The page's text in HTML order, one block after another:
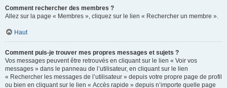
Comment rechercher des membres ?
Allez sur la page « Membres », cliquez sur le lien « Rechercher un membre ».
Haut
Comment puis-je trouver mes propres messages et sujets ?
Vos messages peuvent être retrouvés en cliquant sur le lien « Voir vos
messages » dans le panneau de l’utilisateur, en cliquant sur le lien
« Rechercher les messages de l’utilisateur » depuis votre propre page de profil
ou bien en cliquant sur le lien « Accès rapide » depuis n’importe quelle page